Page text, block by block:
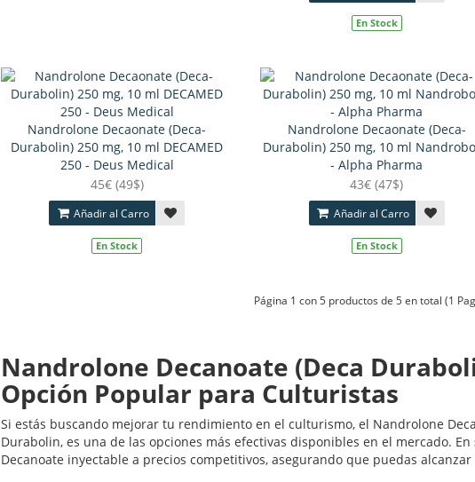
En Stock
Nandrolone Decaonate (Deca-
Durabolin) 250 mg, 10 ml DECAMED
250 - Deus Medical
45€ (49$)
Añadir al Carro
En Stock
Nandrolone Decaonate (Deca-
Durabolin) 250 mg, 10 ml
- Alpha Pharma
43€ (47$)
Añadir al Carro
En Stock
Página 1 con 5 productos de 5 en total (1
Nandrolone Decanoate (Deca
Opción Popular para Culturistas
Si estás buscando mejorar tu rendimiento en el culturismo, el Nandrolone
Durabolin, es una de las opciones más efectivas disponibles en el mercado. En
Decanoate inyectable a precios competitivos, asegurando que puedas